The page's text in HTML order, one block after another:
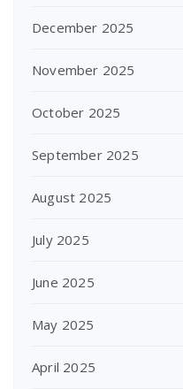
December 2025
November 2025
October 2025
September 2025
August 2025
July 2025
June 2025
May 2025
April 2025